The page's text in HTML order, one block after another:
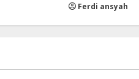
Ferdi ansyah